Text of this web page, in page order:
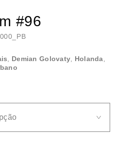
#96
Demian Golovaty Holanda